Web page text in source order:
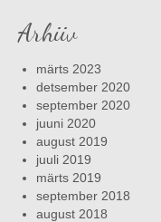
Arhiiv
märts 2023
detsember 2020
september 2020
juuni 2020
august 2019
juuli 2019
märts 2019
september 2018
august 2018